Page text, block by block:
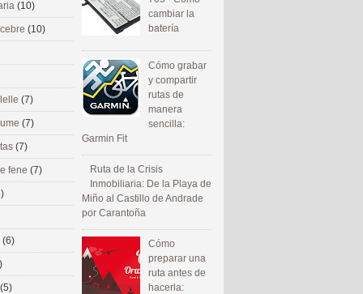
cambiar la
batería
Cómo grabar
y compartir
rutas de
manera
sencilla:
Garmin Fit
Ruta de la Crisis
Inmobiliaria: De la Playa de
Miño al Castillo de Andrade
por Carantoña
Cómo
preparar una
ruta antes de
hacerla:
(10)
(10)
(7)
(7)
(7)
fene (7)
(6)
(5)